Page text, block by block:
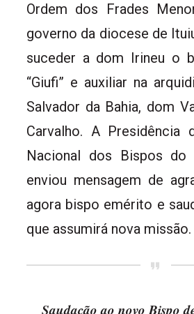
Ordem dos Frades
governo da diocese de
suceder a dom Irineu o
“Giufi” e auxiliar na
Salvador da Bahia, dom
Carvalho. A Presidência
Nacional dos Bispos do
enviou mensagem de
agora bispo emérito e
que assumirá nova missão.
Saudação ao novo Bispo